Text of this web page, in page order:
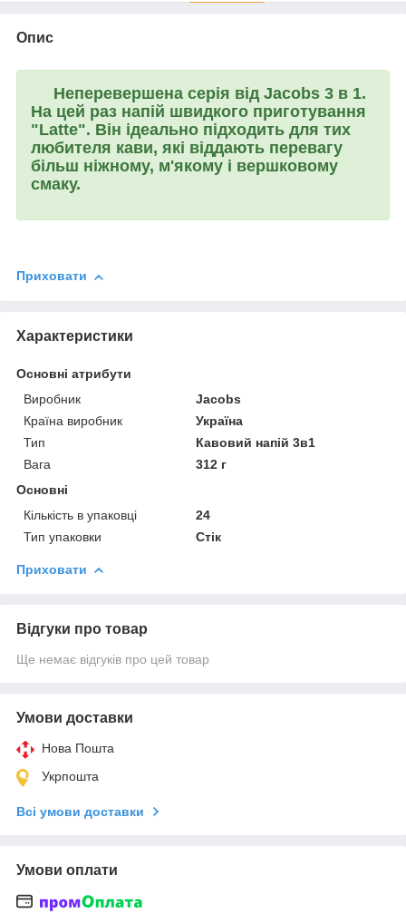
Опис
Неперевершена серія від Jacobs 3 в 1.
На цей раз напій швидкого приготування
"Latte". Він ідеально підходить для тих
любителя кави, які віддають перевагу
більш ніжному, м'якому і вершковому
смаку.
Приховати
Характеристики
Основні атрибути
Виробник
Jacobs
Країна виробник
Україна
Тип
Кавовий напій 3в1
Вага
312 г
Основні
Кількість в упаковці
24
Тип упаковки
Стік
Приховати
Відгуки про товар
Ще немає відгуків про цей товар
Умови доставки
Нова Пошта
Укрпошта
Всі умови доставки
Умови оплати